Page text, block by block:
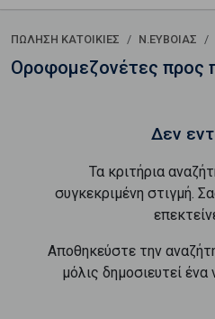
ΠΏΛΗΣΗ ΚΑΤΟΙΚΊΕΣ Ν.ΕΥΒΟΙΑΣ
Οροφομεζονέτες προς
Δεν
Τα κριτήρια
συγκεκριμένη στιγμή.
Αποθηκεύστε την
μόλις δημοσιευτεί